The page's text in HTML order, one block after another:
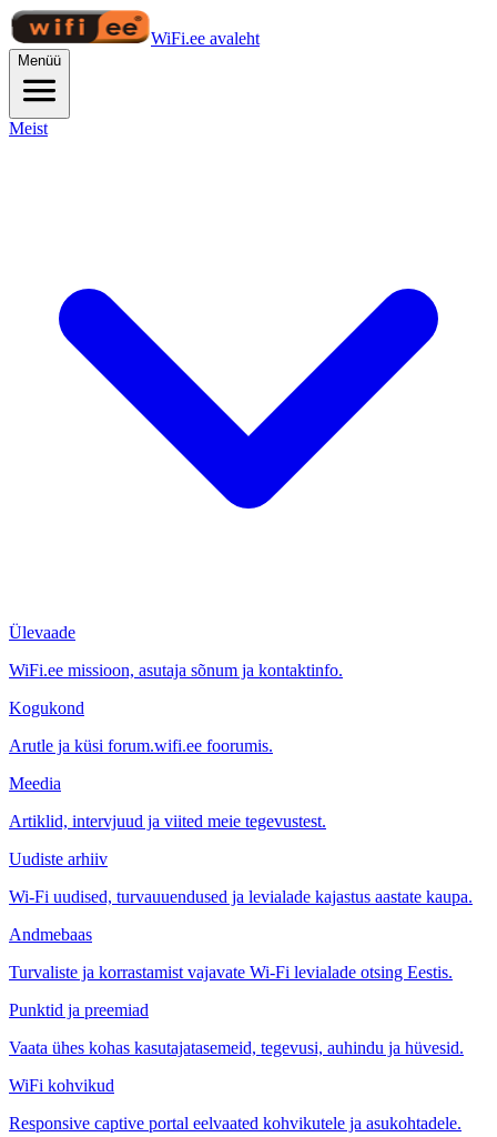
WiFi.ee avaleht
Menüü
Meist
Ülevaade
WiFi.ee missioon, asutaja sõnum ja kontaktinfo.
Kogukond
Arutle ja küsi forum.wifi.ee foorumis.
Meedia
Artiklid, intervjuud ja viited meie tegevustest.
Uudiste arhiiv
Wi-Fi uudised, turvauuendused ja levialade kajastus aastate kaupa.
Andmebaas
Turvaliste ja korrastamist vajavate Wi-Fi levialade otsing Eestis.
Punktid ja preemiad
Vaata ühes kohas kasutajatasemeid, tegevusi, auhindu ja hüvesid.
WiFi kohvikud
Responsive captive portal eelvaated kohvikutele ja asukohtadele.